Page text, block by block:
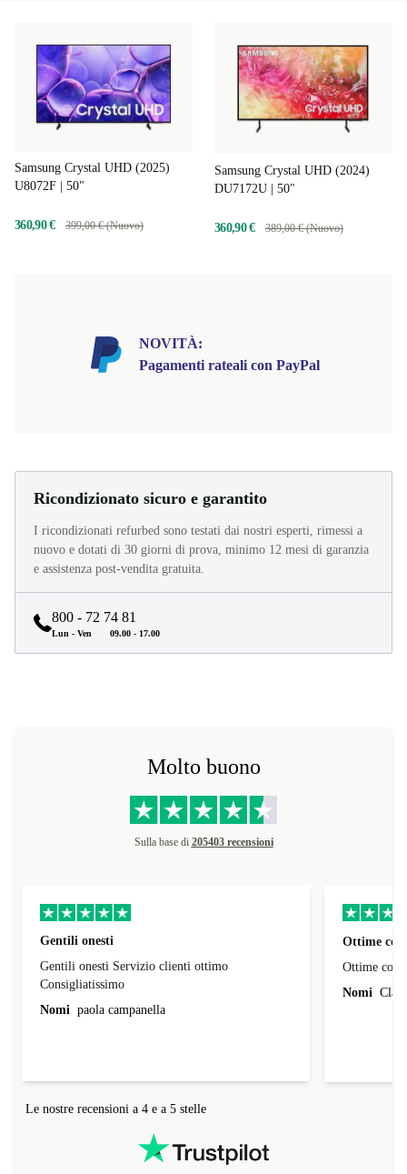
Samsung Crystal UHD (2025)
U8072F | 50"
360,90 € 399,00 € (Nuovo)
Samsung Crystal UHD (2024)
DU7172U | 50"
360,90 € 389,00 € (Nuovo)
NOVITÀ:
Pagamenti rateali con PayPal
Ricondizionato sicuro e garantito
I ricondizionati refurbed sono testati dai nostri esperti, rimessi a
nuovo e dotati di 30 giorni di prova, minimo 12 mesi di garanzia
e assistenza post-vendita gratuita.
800 - 72 74 81
Lun - Ven 09.00 - 17.00
Molto buono
Sulla base di 205403 recensioni
Gentili onesti
Gentili onesti Servizio clienti ottimo
Consigliatissimo
Nomi paola campanella
Ottime
Ottime
Nomi
Le nostre recensioni a 4 e a 5 stelle